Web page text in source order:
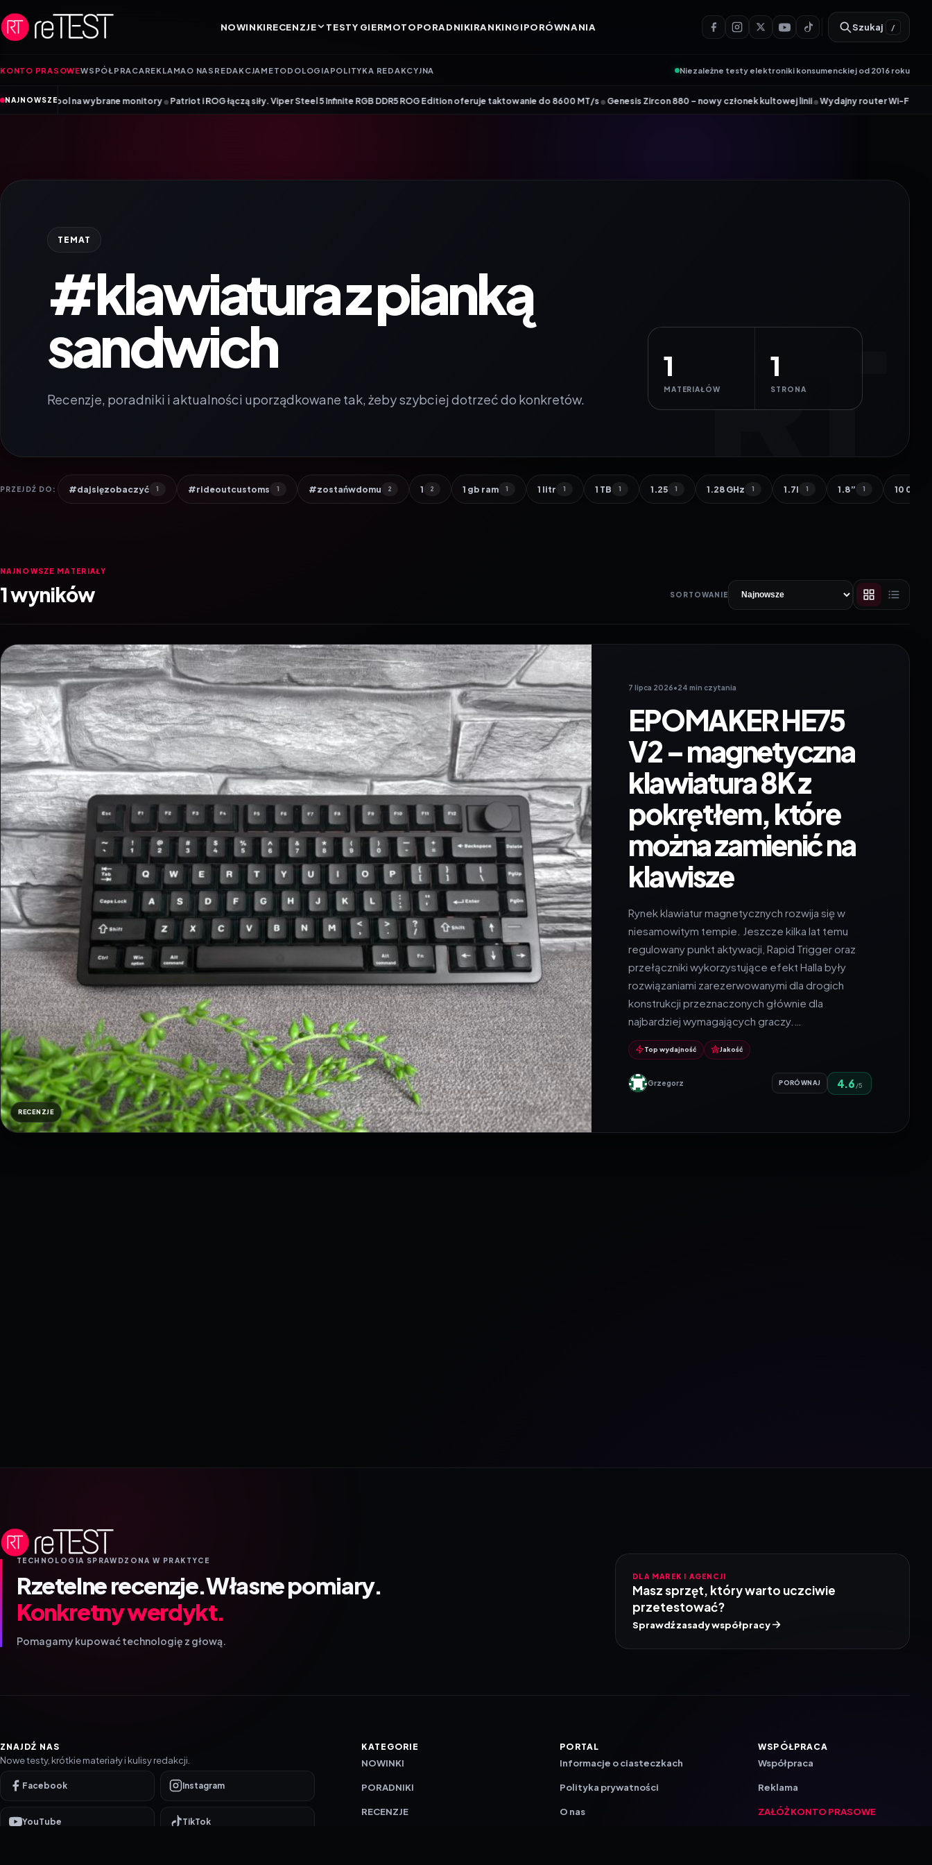
NOWINKIRECENZJE TESTY GIERMOTOPORADNIKIRANKINGIPORÓWNANIA Szukaj /
KONTO PRASOWEWSPÓŁPRACA REKLAMA O NAS REDAKCJA METODOLOGIA POLITYKA REDAKCYJNA Niezależne testy elektroniki konsumenckiej od 2016 roku
NAJNOWSZE
wybrane monitory•Patriot i ROG łączą siły. Viper Steel 5 Infinite RGB DDR5 ROG Edition oferuje taktowanie do 8600 MT/s•Genesis Zircon 880 – nowy członek kultowej linii•Wydajny router Wi-Fi 6 Tenda AX12 Pro
TEMAT
#klawiatura z pianką
sandwich
Recenzje, poradniki i aktualności uporządkowane tak, żeby szybciej dotrzeć do konkretów.
1
MATERIAŁÓW
1
STRONA
PRZEJDŹ DO: #dajsięzobaczyć 1 #rideoutcustoms 1 #zostańwdomu 2 1 2 1 gb ram 1 1 litr 1 1 TB 1 1.25 1 1.28 GHz 1 1.7l 1 1.8” 1 10 000
NAJNOWSZE MATERIAŁY
1 wyników SORTOWANIE
RECENZJE
7 lipca 2026•24 min czytania
EPOMAKER HE75
V2 – magnetyczna
klawiatura 8K z
pokrętłem, które
można zamienić na
klawisze
Rynek klawiatur magnetycznych rozwija się w
niesamowitym tempie. Jeszcze kilka lat temu
regulowany punkt aktywacji, Rapid Trigger oraz
przełączniki wykorzystujące efekt Halla były
rozwiązaniami zarezerwowanymi dla drogich
konstrukcji przeznaczonych głównie dla
najbardziej wymagających graczy.…
Top wydajność Jakość
Grzegorz PORÓWNAJ 4.6 /5
TECHNOLOGIA SPRAWDZONA W PRAKTYCE
Rzetelne recenzje.Własne pomiary.
Konkretny werdykt.
Pomagamy kupować technologię z głową.
DLA MAREK I AGENCJI
Masz sprzęt, który warto uczciwie
przetestować?
Sprawdź zasady współpracy
ZNAJDŹ NAS
Nowe testy, krótkie materiały i kulisy redakcji.
Facebook Instagram
YouTube TikTok
KATEGORIE
NOWINKI
PORADNIKI
RECENZJE
PORTAL
Informacje o ciasteczkach
Polityka prywatności
O nas
WSPÓŁPRACA
Współpraca
Reklama
ZAŁÓŻ KONTO PRASOWE